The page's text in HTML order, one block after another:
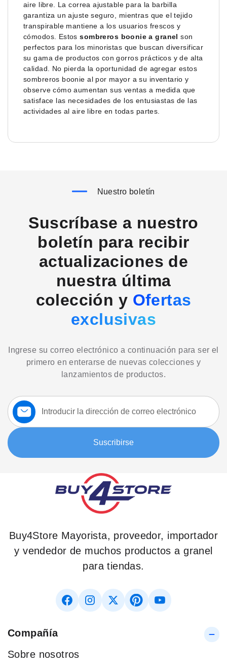
aire libre. La correa ajustable para la barbilla
garantiza un ajuste seguro, mientras que el tejido
transpirable mantiene a los usuarios frescos y
cómodos. Estossombreros boonie a granel son
perfectos para los minoristas que buscan diversificar
su gama de productos con gorros prácticos y de alta
calidad. No pierda la oportunidad de agregar estos
sombreros boonie al por mayor a su inventario y
observe cómo aumentan sus ventas a medida que
satisface las necesidades de los entusiastas de las
actividades al aire libre en todas partes.
Nuestro boletín
Suscríbase a nuestro
boletín para recibir
actualizaciones de
nuestra última
colección y Ofertas
exclusivas
Ingrese su correo electrónico a continuación para ser el
primero en enterarse de nuevas colecciones y
lanzamientos de productos.
Suscríbase
a
nuestro
boletín:
Suscribirse
Buy4Store Mayorista, proveedor, importador
y vendedor de muchos productos a granel
para tiendas.
Compañía
Sobre nosotros